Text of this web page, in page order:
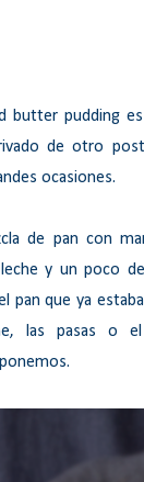
butter pudding
de otro
ocasiones.
de pan con
y un poco
pan que ya
las pasas o